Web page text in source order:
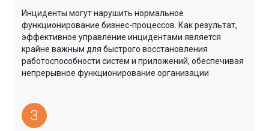
Инциденты могут нарушить нормальное
функционирование бизнес-процессов. Как результат,
эффективное управление инцидентами является
крайне важным для быстрого восстановления
работоспособности систем и приложений, обеспечивая
непрерывное функционирование организации
3